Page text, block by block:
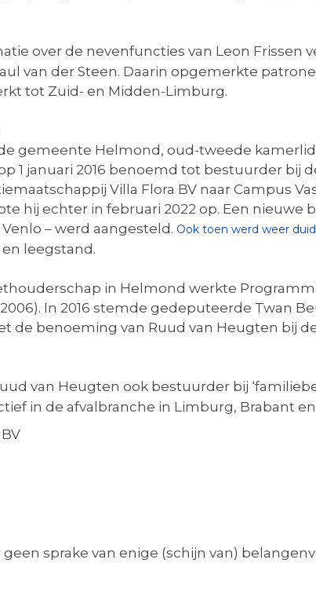
over de nevenfuncties van Leon Frissen
van der Steen. Daarin opgemerkte
tot Zuid- en Midden-Limburg.
gemeente Helmond, oud-tweede
1 januari 2016 benoemd tot bestuurder bij
Villa Flora BV naar Campus
hij echter in februari 2022 op. Een
– werd aangesteld. Ook toen werd weer
leegstand.
in Helmond werkte
In 2016 stemde gedeputeerde Twan
de benoeming van Ruud van Heugten bij
van Heugten ook bestuurder bij
in de afvalbranche in Limburg, Brabant
geen sprake van enige (schijn van)